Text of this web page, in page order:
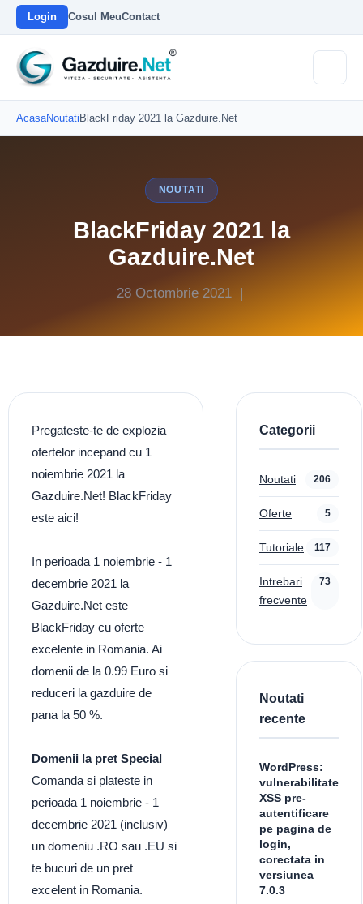
Login Cosul MeuContact
AcasaNoutati BlackFriday 2021 la Gazduire.Net
NOUTATI
BlackFriday 2021 la
Gazduire.Net
28 Octombrie 2021 |
Pregateste-te de explozia
ofertelor incepand cu 1
noiembrie 2021 la
Gazduire.Net! BlackFriday
este aici!
In perioada 1 noiembrie - 1
decembrie 2021 la
Gazduire.Net este
BlackFriday cu oferte
excelente in Romania. Ai
domenii de la 0.99 Euro si
reduceri la gazduire de
pana la 50 %.
Domenii la pret Special
Comanda si plateste in
perioada 1 noiembrie - 1
decembrie 2021 (inclusiv)
un domeniu .RO sau .EU si
te bucuri de un pret
excelent in Romania.
Categorii
Noutati 206
Oferte 5
Tutoriale 117
Intrebari
frecvente
73
Noutati
recente
WordPress:
vulnerabilitate
XSS pre-
autentificare
pe pagina de
login,
corectata in
versiunea
7.0.3